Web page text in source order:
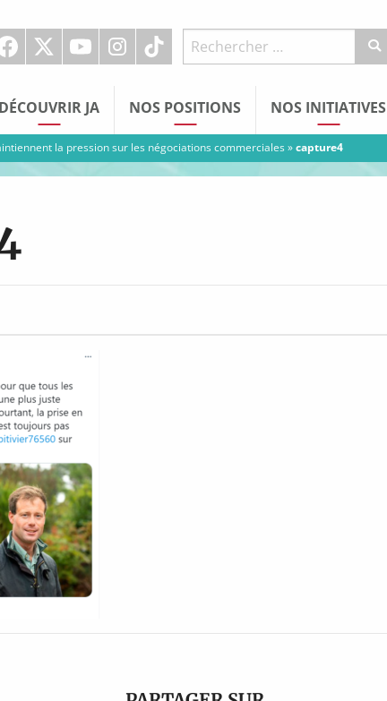
DÉCOUVRIR JA NOS POSITIONS NOS INITIATIVES
la pression sur les négociations commerciales»capture4